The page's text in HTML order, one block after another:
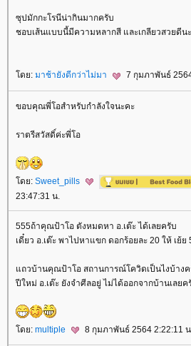
ซุปมักกะโรนีน่ากินมากครับ
ชอบเส้นแบบนี้มีความหลากสี และเกลียวสวยดีน
ดย: มาช้ายังดีกว่าไม่มา 7 กุมภาพันธ์
ขอบคุณพี่โอสำหรับกำลังใจนะคะ
ราตรีสวัสดิ์ค่ะพี่โอ
ดย: Sweet_pills
23:47:31 น.
555ถ้าคุณป้าโอ ตังหมดหา อ.เต๊ะ ได้เลยครับ
เดี๋ยว อ.เต๊ะ พาไปหาแขก ดอกร้อยละ 20 ให้ เย้ย
ถวบ้านคุณป้าโอ สถานการณ์โควิดเป็นไงบ้างค
ปีใหม่ อ.เต๊ะ ยังจำศีลอยู่ ไม่ได้ออกจากบ้านเลยค
ดย: multiple 8 กุมภาพันธ์ 2564 2:22:11